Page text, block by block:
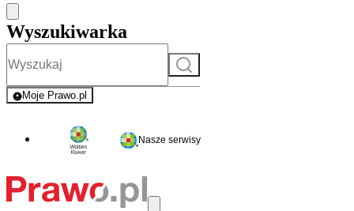
Wyszukiwarka
Szukaj
Moje Prawo.pl
- rejestracja i logowanie do serwisu
Nasze serwisy